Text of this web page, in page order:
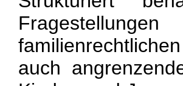
auch